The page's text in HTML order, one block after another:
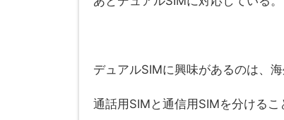
デュアルSIMに興味があるのは、
通話用SIMと通信用SIMを分ける